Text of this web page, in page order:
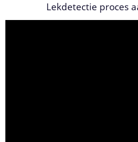
Lekdetectie proces